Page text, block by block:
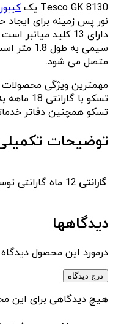
Tesco GK 8130 یک
نور پس زمینه برای
متصل می شود.
مهمترین ویژگی
تسکو با
تسکو همچنین دفاتر
توضیحات
گارانتی 12 ماه گارانتی توسن سیستم
دیدگاهها
درمورد این محصول
درج دیدگاه
هیچ دیدگاهی برای این